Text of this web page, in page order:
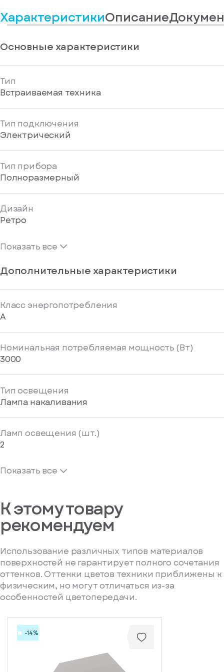
вас
есть
аккаунт
материалы
ХарактеристикиОписание
Основные характеристики
Тип
Встраиваемая техника
Тип подключения
Электрический
Тип прибора
Полноразмерный
Дизайн
Ретро
Показать все
Дополнительные характеристики
Класс энергопотребления
A
Номинальная потребляемая мощность (Вт)
3000
Тип освещения
Лампа накаливания
Ламп освещения (шт.)
2
Показать все
К этому товару
рекомендуем
Использование различных типов материалов
поверхностей не гарантирует полного сочетания
оттенков. Оттенки цветов техники приближены к
физическим, но могут отличаться из-за
особенностей цветопередачи.
-14%